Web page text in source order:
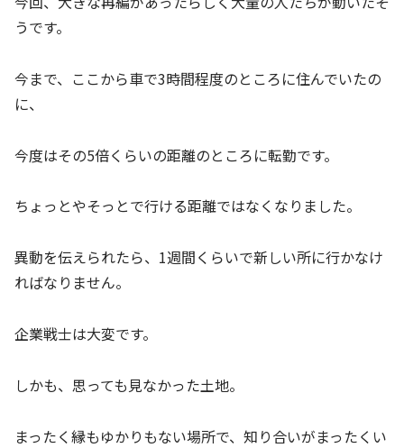
うです。
今まで、ここから車で3時間程度のところに住んでいたの
に、
今度はその5倍くらいの距離のところに転勤です。
ちょっとやそっとで行ける距離ではなくなりました。
異動を伝えられたら、1週間くらいで新しい所に行かなけ
ればなりません。
企業戦士は大変です。
しかも、思っても見なかった土地。
まったく縁もゆかりもない場所で、知り合いがまったくい